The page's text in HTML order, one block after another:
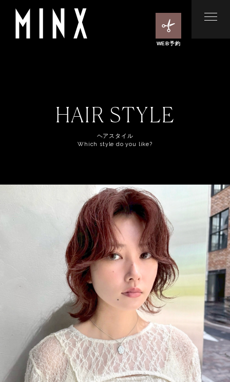
WEB予約
HAIR STYLE
ヘアスタイル
Which style do you like?